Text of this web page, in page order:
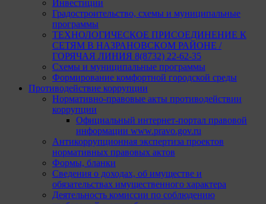
Инвестиции
Градостроительство, схемы и муниципальные
программы
ТЕХНОЛОГИЧЕСКОЕ ПРИСОЕДИНЕНИЕ К
СЕТЯМ В НАЗРАНОВСКОМ РАЙОНЕ /
ГОРЯЧАЯ ЛИНИЯ 8(8732) 22-62-35
Схемы и муниципальные программы
Формирование комфортной городской среды
Противодействие коррупции
Нормативно-правовые акты противодействии
коррупции
Официальный интернет-портал правовой
информации www.pravo.gov.ru
Антикоррупционная экспертиза проектов
нормативных правовых актов
Формы, бланки
Сведения о доходах, об имуществе и
обязательствах имущественного характера
Деятельность комиссии по соблюдению